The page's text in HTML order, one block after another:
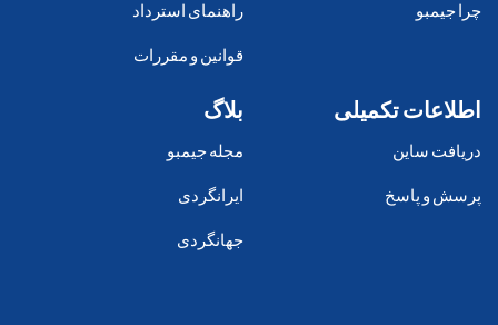
چرا جیمبو راهنمای استرداد
قوانین و مقررات
اطلاعات تکمیلی
دریافت ساین
پرسش و پاسخ
بلاگ
مجله جیمبو
ایرانگردی
جهانگردی